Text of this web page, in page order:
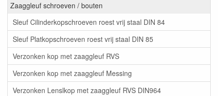
Zaaggleuf schroeven / bouten
Sleuf Cilinderkopschroeven roest vrij staal DIN 84
Sleuf Platkopschroeven roest vrij staal DIN 85
Verzonken kop met zaaggleuf RVS
Verzonken kop met zaaggleuf Messing
Verzonken Lenslkop met zaaggleuf RVS DIN964